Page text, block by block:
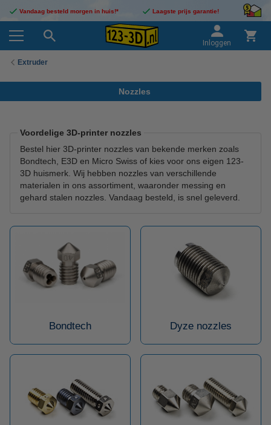
Vandaag besteld morgen in huis!* Laagste prijs garantie!
Inloggen
Extruder
Nozzles
Voordelige 3D-printer nozzles
Bestel hier 3D-printer nozzles van bekende merken zoals
Bondtech, E3D en Micro Swiss of kies voor ons eigen 123-
3D huismerk. Wij hebben nozzles van verschillende
materialen in ons assortiment, waaronder messing en
gehard stalen nozzles. Vandaag besteld, is snel geleverd.
Bondtech Dyze nozzles